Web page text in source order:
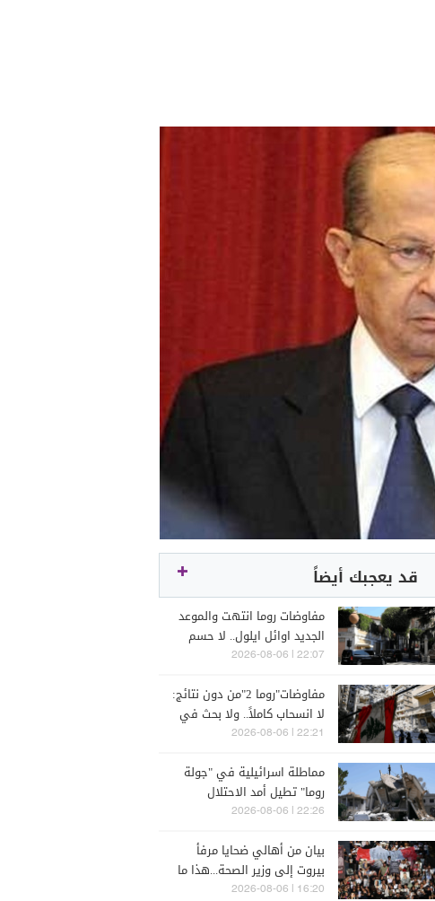
قد يعجبك أيضاً
مفاوضات روما انتهت والموعد
الجديد اوائل ايلول.. لا حسم
للمناطق التجريبية وآلية
22:07 | 2026-08-06
مفاوضات"روما 2"من دون نتائج:
لا انسحاب كاملاً.. ولا بحث في
ترتيبات نهائية قبل حسم ملف
22:21 | 2026-08-06
مماطلة اسرائيلية في "جولة
روما" تطيل أمد الاحتلال
وتمسك لبناني بوقف النار
22:26 | 2026-08-06
بيان من أهالي ضحايا مرفأ
بيروت إلى وزير الصحة...هذا ما
جاء فيه!
16:20 | 2026-08-06